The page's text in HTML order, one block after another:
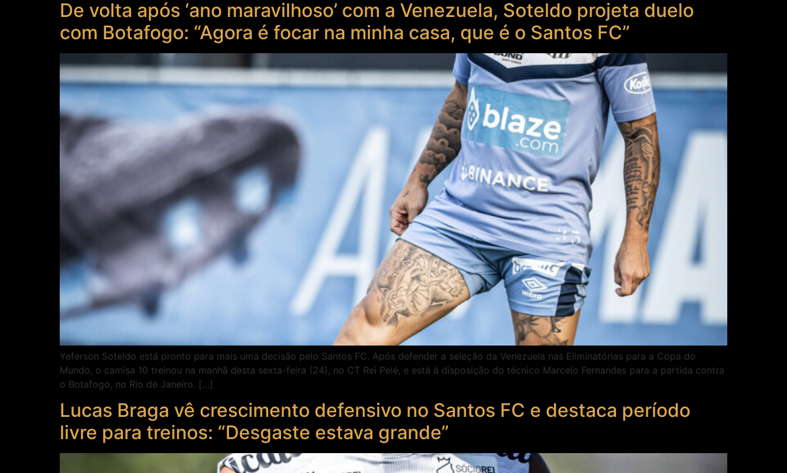
De volta após ‘ano maravilhoso’ com a Venezuela, Soteldo projeta duelo
com Botafogo: “Agora é focar na minha casa, que é o Santos FC”
Yeferson Soteldo está pronto para mais uma decisão pelo Santos FC. Após defender a seleção da Venezuela nas Eliminatórias para a Copa do
Mundo, o camisa 10 treinou na manhã desta sexta-feira (24), no CT Rei Pelé, e está à disposição do técnico Marcelo Fernandes para a partida contra
o Botafogo, no Rio de Janeiro. […]
Lucas Braga vê crescimento defensivo no Santos FC e destaca período
livre para treinos: “Desgaste estava grande”